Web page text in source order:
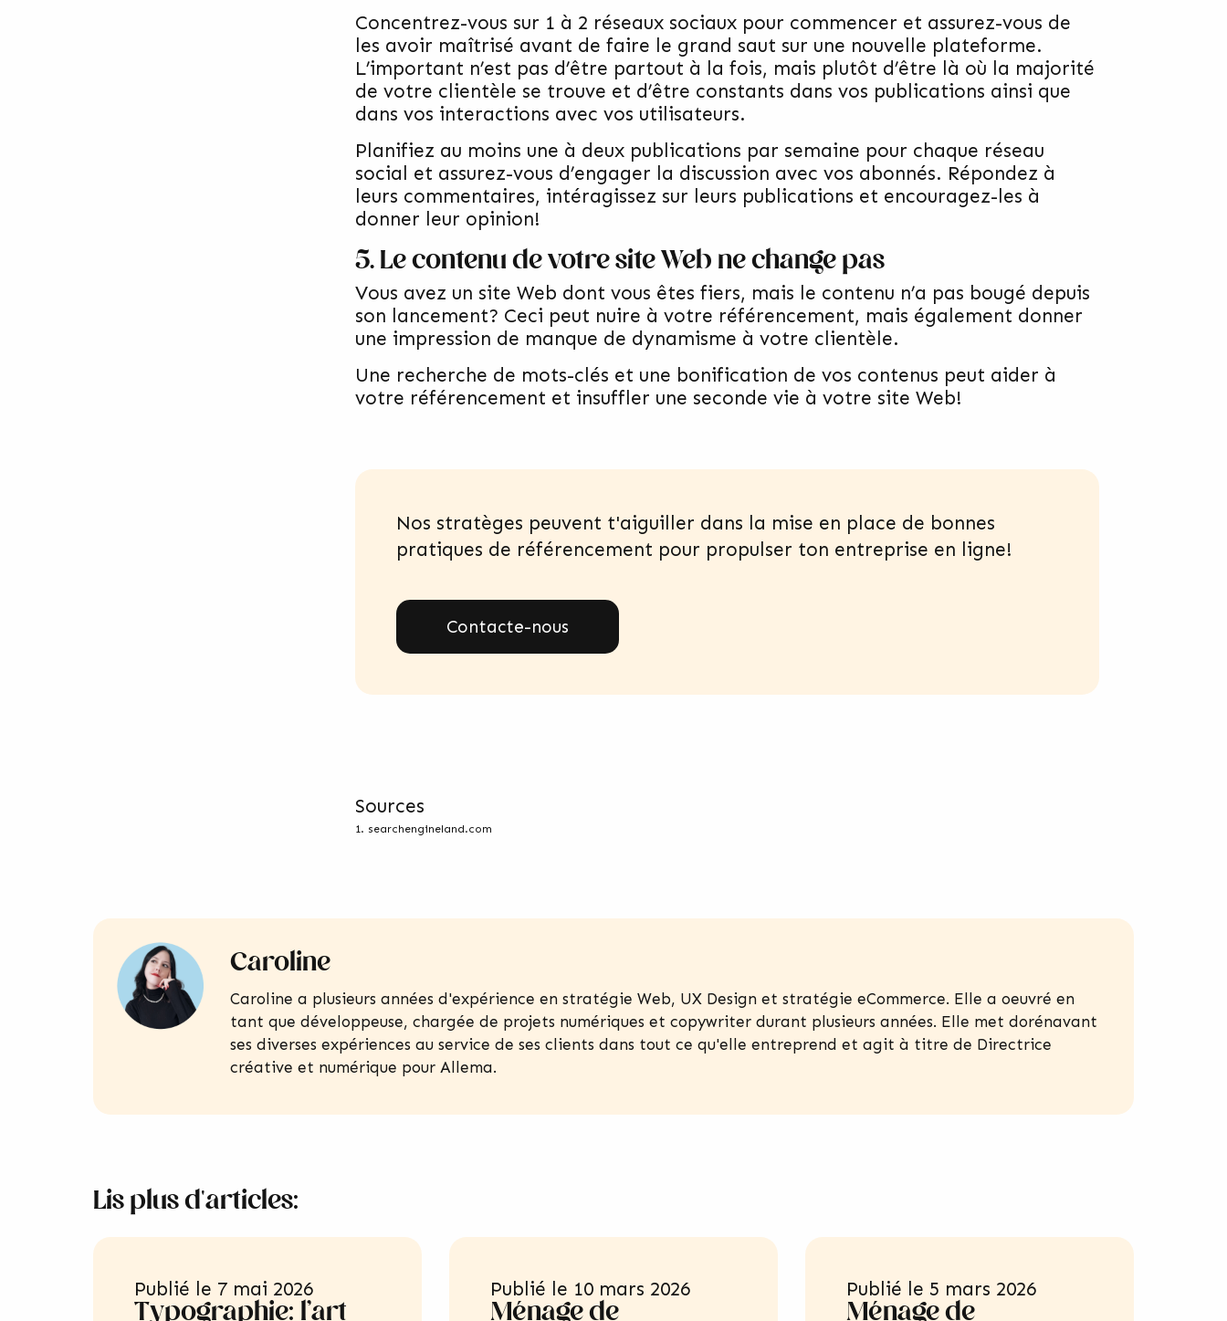
Concentrez-vous sur 1 à 2 réseaux sociaux pour commencer et assurez-vous de
les avoir maîtrisé avant de faire le grand saut sur une nouvelle plateforme.
L’important n’est pas d’être partout à la fois, mais plutôt d’être là où la majorité
de votre clientèle se trouve et d’être constants dans vos publications ainsi que
dans vos interactions avec vos utilisateurs.
Planifiez au moins une à deux publications par semaine pour chaque réseau
social et assurez-vous d’engager la discussion avec vos abonnés. Répondez à
leurs commentaires, intéragissez sur leurs publications et encouragez-les à
donner leur opinion!
5. Le contenu de votre site Web ne change pas
Vous avez un site Web dont vous êtes fiers, mais le contenu n’a pas bougé depuis
son lancement? Ceci peut nuire à votre référencement, mais également donner
une impression de manque de dynamisme à votre clientèle.
Une recherche de mots-clés et une bonification de vos contenus peut aider à
votre référencement et insuffler une seconde vie à votre site Web!
Nos stratèges peuvent t'aiguiller dans la mise en place de bonnes
pratiques de référencement pour propulser ton entreprise en ligne!
Contacte-nous
Sources
1. searchengineland.com
Caroline
Caroline a plusieurs années d'expérience en stratégie Web, UX Design et stratégie eCommerce. Elle a oeuvré en
tant que développeuse, chargée de projets numériques et copywriter durant plusieurs années. Elle met dorénavant
ses diverses expériences au service de ses clients dans tout ce qu'elle entreprend et agit à titre de Directrice
créative et numérique pour Allema.
Lis plus d'articles:
Publié le 7 mai 2026 Publié le 10 mars 2026 Publié le 5 mars 2026